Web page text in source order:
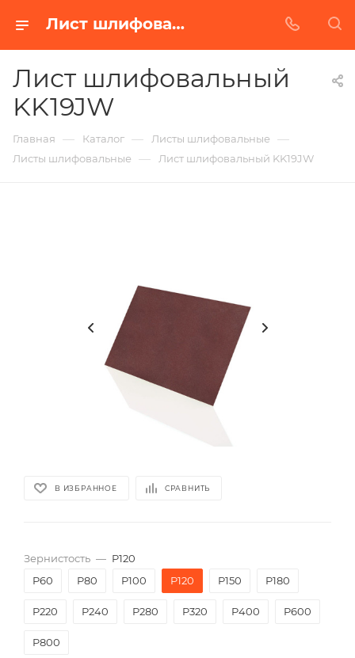
Лист шлифовальный KK19JW в Белгороде | Купить по недорогой цене от Абразивного Завода
Лист шлифовальный
KK19JW
Главная — Каталог — Листы шлифовальные —
Листы шлифовальные — Лист шлифовальный KK19JW
В ИЗБРАННОЕ СРАВНИТЬ
Зернистость — P120
P60
P80 P100 P120 P150 P180
P220 P240 P280 P320 P400 P600
P800